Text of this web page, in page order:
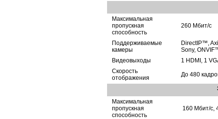
Максимальная
пропускная
способность
260 Мбит/с
Поддерживаемые
камеры
DirectIP™,
Sony,
Видеовыходы
1 HDMI, 1
Скорость
отображения
До 480
Максимальная
пропускная
способность
160 Мбит/c,